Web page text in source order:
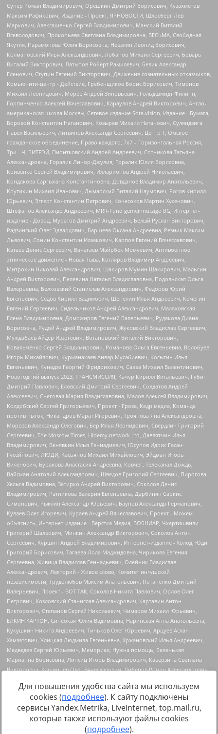
Источник:https://minjust.gov.ru/uploaded/files/reestr-
inostrannyih-agentov-22-03-2024.pdfданные на22.03.2024
Для повышения удобства сайта мы используем
cookies (подробнее). К сайту подключены
сервисы Yandex.Metrika, LiveInternet, top.mail.ru,
которые также используют файлы cookies
(подробнее).